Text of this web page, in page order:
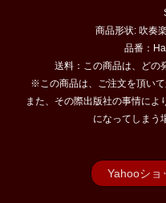
商品形状: 吹奏
品番：
送料：この商品は、どの
※この商品は、ご注文を頂いて
また、その際出版社の事情に
になってしまう
Yahooショ